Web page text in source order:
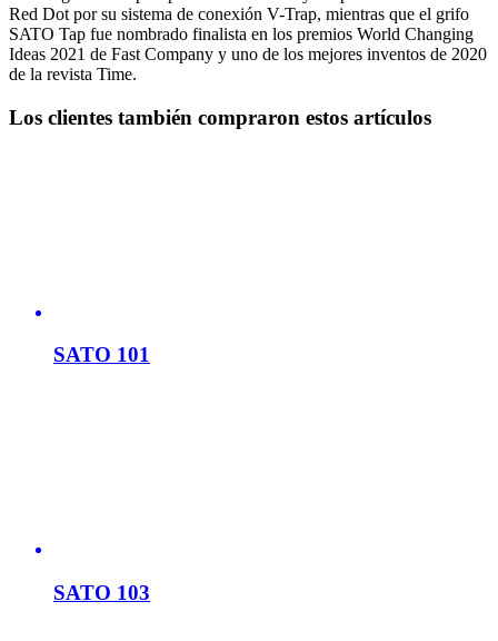
Red Dot por su sistema de conexión V-Trap, mientras que el grifo
SATO Tap fue nombrado finalista en los premios World Changing
Ideas 2021 de Fast Company y uno de los mejores inventos de 2020
de la revista Time.
Los clientes también compraron estos artículos
SATO 101
SATO 103